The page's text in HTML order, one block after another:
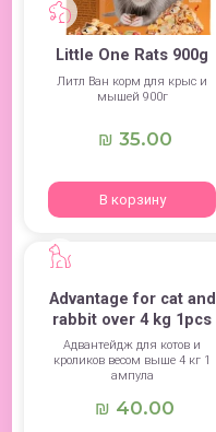
Little One Rats 900g
Литл Ван корм для крыс и
мышей 900г
₪ 35.00
В корзину
Advantage for cat and
rabbit over 4 kg 1pcs
Адвантейдж для котов и
кроликов весом выше 4 кг 1
ампула
₪ 40.00